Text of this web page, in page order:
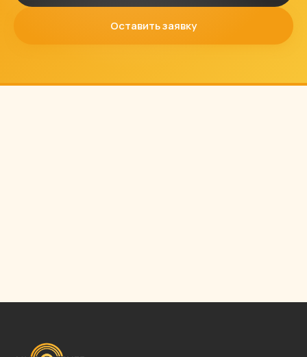
Оставить заявку